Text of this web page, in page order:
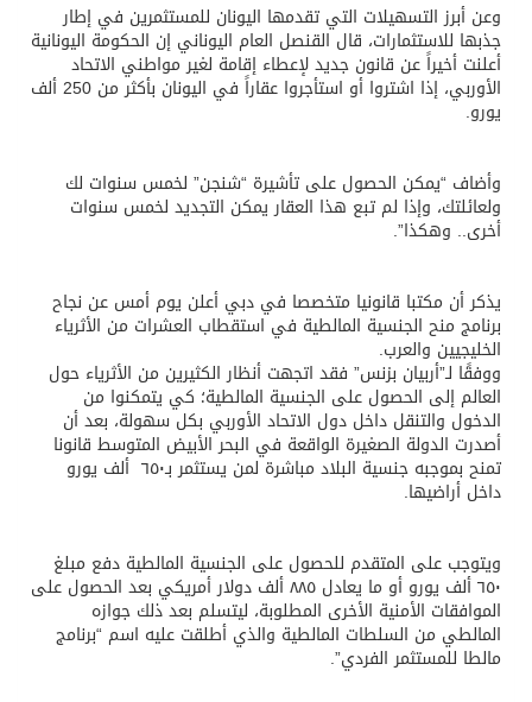
وعن أبرز التسهيلات التي تقدمها اليونان للمستثمرين في إطار
جذبها للاستثمارات، قال القنصل العام اليوناني إن الحكومة اليونانية
أعلنت أخيراً عن قانون جديد لإعطاء إقامة لغير مواطني الاتحاد
الأوربي، إذا اشتروا أو استأجروا عقاراً في اليونان بأكثر من 250 ألف
يورو.
وأضاف “يمكن الحصول على تأشيرة “شنجن” لخمس سنوات لك
ولعائلتك، وإذا لم تبع هذا العقار يمكن التجديد لخمس سنوات
أخرى.. وهكذا”.
يذكر أن مكتبا قانونيا متخصصا في دبي أعلن يوم أمس عن نجاح
برنامج منح الجنسية المالطية في استقطاب العشرات من الأثرياء
الخليجيين والعرب.
ووفقًا لـ”أربيان بزنس” فقد اتجهت أنظار الكثيرين من الأثرياء حول
العالم إلى الحصول على الجنسية المالطية؛ كي يتمكنوا من
الدخول والتنقل داخل دول الاتحاد الأوربي بكل سهولة، بعد أن
أصدرت الدولة الصغيرة الواقعة في البحر الأبيض المتوسط قانونا
تمنح بموجبه جنسية البلاد مباشرة لمن يستثمر بـ٦٥٠ ألف يورو
داخل أراضيها.
ويتوجب على المتقدم للحصول على الجنسية المالطية دفع مبلغ
٦٥٠ ألف يورو أو ما يعادل ٨٨٥ ألف دولار أمريكي بعد الحصول على
الموافقات الأمنية الأخرى المطلوبة، ليتسلم بعد ذلك جوازه
المالطي من السلطات المالطية والذي أطلقت عليه اسم “برنامج
مالطا للمستثمر الفردي”.